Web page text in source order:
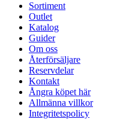
Sortiment
Outlet
Katalog
Guider
Om oss
Återförsäljare
Reservdelar
Kontakt
Ångra köpet här
Allmänna villkor
Integritetspolicy